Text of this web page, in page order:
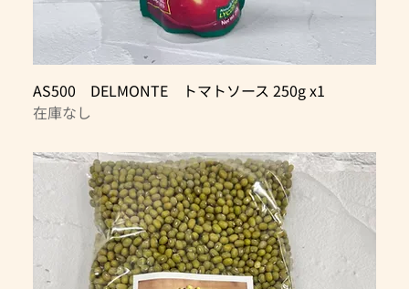
AS500 DELMONTE トマトソース 250g x1
在庫なし